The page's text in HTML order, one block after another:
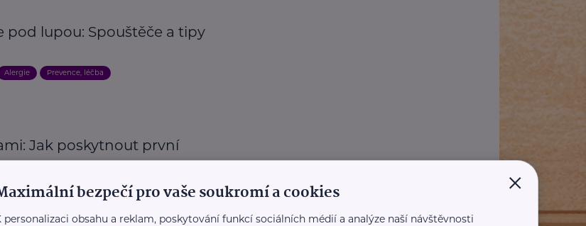
pod lupou: Spouštěče a tipy
Alergie Prevence, léčba
Jak poskytnout první
×
bezpečí pro vaše soukromí a cookies
personalizaci obsahu a reklam, poskytování funkcí sociálních médií a analýze naší návštěvnosti